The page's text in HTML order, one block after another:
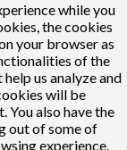
while you
the cookies
your browser as
of the
us analyze and
will be
You also have the
out of some of
experience.